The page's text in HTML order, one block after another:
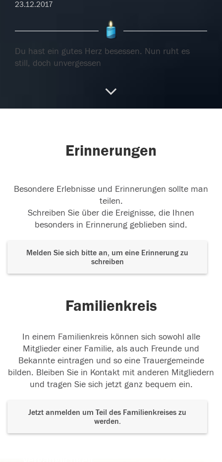
23.12.2017
Du hast ein gutes Herz besessen. Nun ruht es
still, doch unvergessen
Keiner geht ganz von uns- er geht nur
vorrausichtlich!
Liebe Gotti: Ein Kerzchen auch für dich und deine
Schwester Elfriede...weiterlesen
Erinnerungen
Besondere Erlebnisse und Erinnerungen sollte man
teilen.
Schreiben Sie über die Ereignisse, die Ihnen
besonders in Erinnerung geblieben sind.
Melden Sie sich bitte an, um eine Erinnerung zu
schreiben
Familienkreis
In einem Familienkreis können sich sowohl alle
Mitglieder einer Familie, als auch Freunde und
Bekannte eintragen und so eine Trauergemeinde
bilden. Bleiben Sie in Kontakt mit anderen Mitgliedern
und tragen Sie sich jetzt ganz bequem ein.
Jetzt anmelden um Teil des Familienkreises zu
werden.